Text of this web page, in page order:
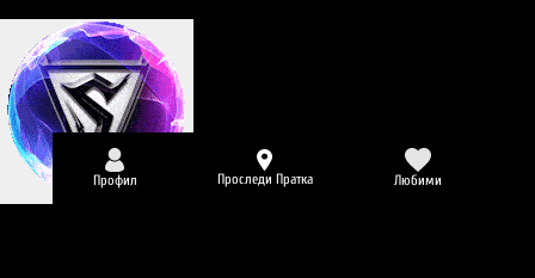
Профил Проследи Пратка Любими